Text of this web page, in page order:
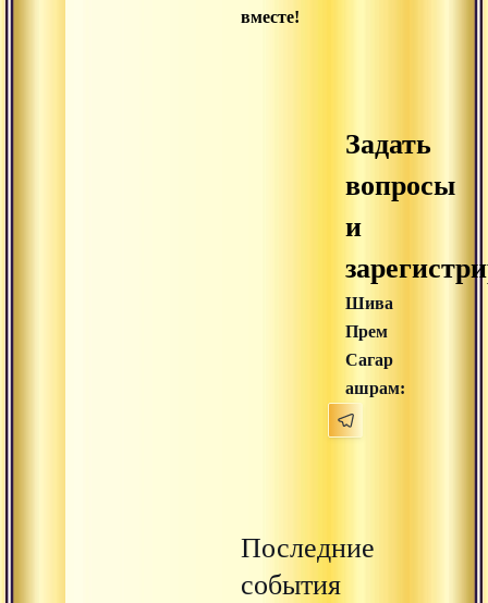
вместе!
Задать
вопросы
и
Шива
Прем
Сагар
ашрам:
Последние
события